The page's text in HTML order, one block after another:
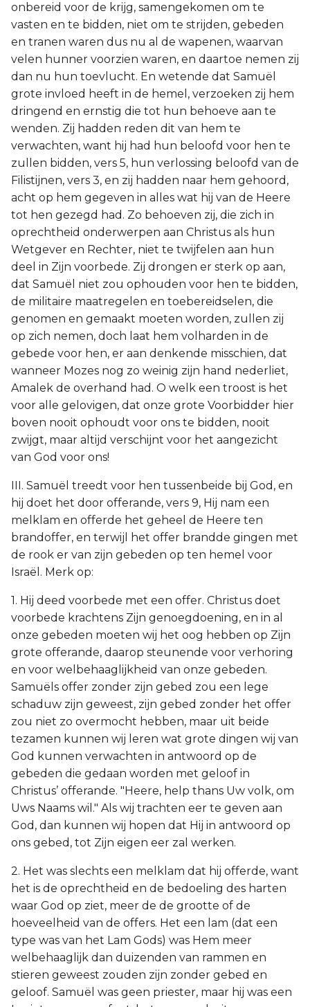
onbereid voor de krijg, samengekomen om te
vasten en te bidden, niet om te strijden, gebeden
en tranen waren dus nu al de wapenen, waarvan
velen hunner voorzien waren, en daartoe nemen zij
dan nu hun toevlucht. En wetende dat Samuël
grote invloed heeft in de hemel, verzoeken zij hem
dringend en ernstig die tot hun behoeve aan te
wenden. Zij hadden reden dit van hem te
verwachten, want hij had hun beloofd voor hen te
zullen bidden, vers 5, hun verlossing beloofd van de
Filistijnen, vers 3, en zij hadden naar hem gehoord,
acht op hem gegeven in alles wat hij van de Heere
tot hen gezegd had. Zo behoeven zij, die zich in
oprechtheid onderwerpen aan Christus als hun
Wetgever en Rechter, niet te twijfelen aan hun
deel in Zijn voorbede. Zij drongen er sterk op aan,
dat Samuël niet zou ophouden voor hen te bidden,
de militaire maatregelen en toebereidselen, die
genomen en gemaakt moeten worden, zullen zij
op zich nemen, doch laat hem volharden in de
gebede voor hen, er aan denkende misschien, dat
wanneer Mozes nog zo weinig zijn hand nederliet,
Amalek de overhand had. O welk een troost is het
voor alle gelovigen, dat onze grote Voorbidder hier
boven nooit ophoudt voor ons te bidden, nooit
zwijgt, maar altijd verschijnt voor het aangezicht
van God voor ons!
III. Samuël treedt voor hen tussenbeide bij God, en
hij doet het door offerande, vers 9, Hij nam een
melklam en offerde het geheel de Heere ten
brandoffer, en terwijl het offer brandde gingen met
de rook er van zijn gebeden op ten hemel voor
Israël. Merk op:
1. Hij deed voorbede met een offer. Christus doet
voorbede krachtens Zijn genoegdoening, en in al
onze gebeden moeten wij het oog hebben op Zijn
grote offerande, daarop steunende voor verhoring
en voor welbehaaglijkheid van onze gebeden.
Samuëls offer zonder zijn gebed zou een lege
schaduw zijn geweest, zijn gebed zonder het offer
zou niet zo overmocht hebben, maar uit beide
tezamen kunnen wij leren wat grote dingen wij van
God kunnen verwachten in antwoord op de
gebeden die gedaan worden met geloof in
Christus’ offerande. "Heere, help thans Uw volk, om
Uws Naams wil." Als wij trachten eer te geven aan
God, dan kunnen wij hopen dat Hij in antwoord op
ons gebed, tot Zijn eigen eer zal werken.
2. Het was slechts een melklam dat hij offerde, want
het is de oprechtheid en de bedoeling des harten
waar God op ziet, meer de de grootte of de
hoeveelheid van de offers. Het een lam (dat een
type was van het Lam Gods) was Hem meer
welbehaaglijk dan duizenden van rammen en
stieren geweest zouden zijn zonder gebed en
geloof. Samuël was geen priester, maar hij was een